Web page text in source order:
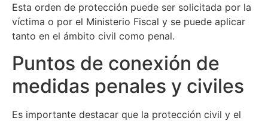
Esta orden de protección puede ser solicitada por la
víctima o por el Ministerio Fiscal y se puede aplicar
tanto en el ámbito civil como penal.
Puntos de conexión de
medidas penales y civiles
Es importante destacar que la protección civil y el